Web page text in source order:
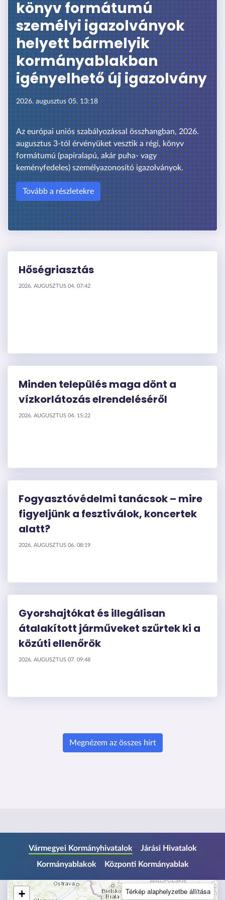
könyv formátumú
személyi igazolványok
helyett bármelyik
kormányablakban
igényelhető új igazolvány
2026. augusztus 05. 13:18
Az európai uniós szabályozással összhangban, 2026.
augusztus 3-tól érvényüket vesztik a régi, könyv
formátumú (papíralapú, akár puha- vagy
keményfedeles) személyazonosító igazolványok.
Tovább a részletekre
Hőségriasztás
2026. AUGUSZTUS 04. 07:42
Minden település maga dönt a
vízkorlátozás elrendeléséről
2026. AUGUSZTUS 04. 15:22
Fogyasztóvédelmi tanácsok – mire
figyeljünk a fesztiválok, koncertek
alatt?
2026. AUGUSZTUS 06. 08:19
Gyorshajtókat és illegálisan
átalakított járműveket szűrtek ki a
közúti ellenőrök
2026. AUGUSZTUS 07. 09:48
Megnézem az összes hírt
g
r
s
Vármegyei Kormányhivatalok
Járási Hivatalok
Kormányablakok
Központi Kormányablak
+
Térkép alaphelyzetbe állítása